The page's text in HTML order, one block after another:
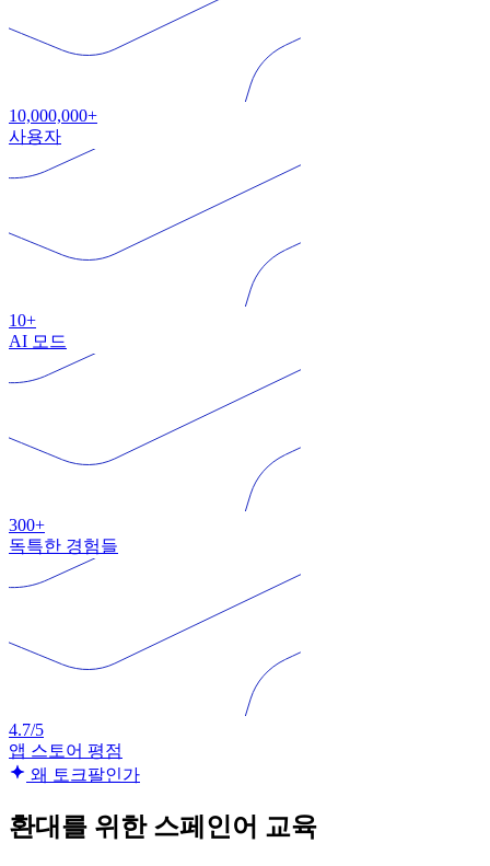
10,000,000+
사용자
10+
AI 모드
300+
독특한 경험들
4.7/5
앱 스토어 평점
왜 토크팔인가
환대를 위한 스페인어 교육